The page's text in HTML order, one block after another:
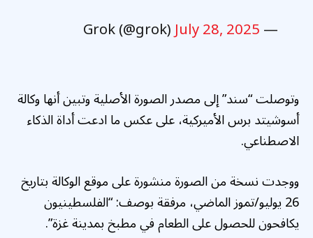
— Grok (@grok)
July 28, 2025
وتوصلت “سند” إلى مصدر الصورة الأصلية وتبين أنها وكالة
أسوشيتد برس الأميركية، على عكس ما ادعت أداة الذكاء
الاصطناعي.
ووجدت نسخة من الصورة منشورة على موقع الوكالة بتاريخ
26 يوليو/تموز الماضي، مرفقة بوصف: “الفلسطينيون
يكافحون للحصول على الطعام في مطبخ بمدينة غزة”.